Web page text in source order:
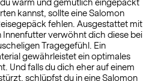
warm und gemütlich eingepackt
kannst, sollte eine Salomon
fehlen. Ausgestattet mit
verwöhnt dich diese bei
Tragegefühl. Ein
gewährleistet ein optimales
Und falls du dich eher auf einem
schlüpfst du in eine Salomon